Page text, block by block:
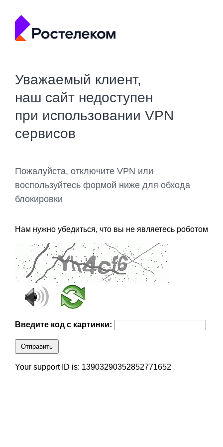
Уважаемый клиент,
наш сайт недоступен
при использовании VPN
сервисов
Пожалуйста, отключите VPN или
воспользуйтесь формой ниже для обхода
блокировки
Нам нужно убедиться, что вы не являетесь роботом
Введите код с картинки:
Отправить
Your support ID is: 13903290352852771652